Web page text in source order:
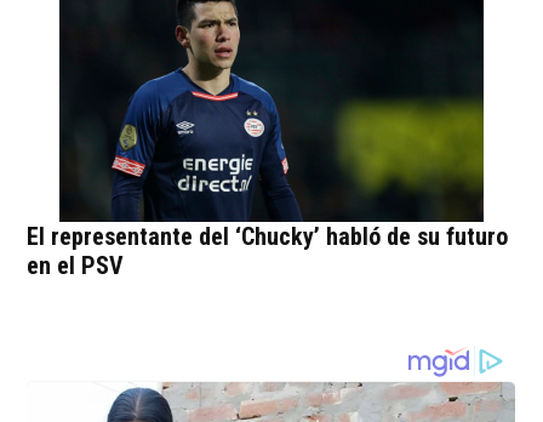
El representante del ‘Chucky’ habló de su futuro
en el PSV